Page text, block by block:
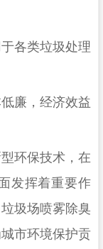
各类垃圾处理
廉，经济效益
环保技术，在
发挥着重要作
圾场喷雾除臭
市环境保护贡